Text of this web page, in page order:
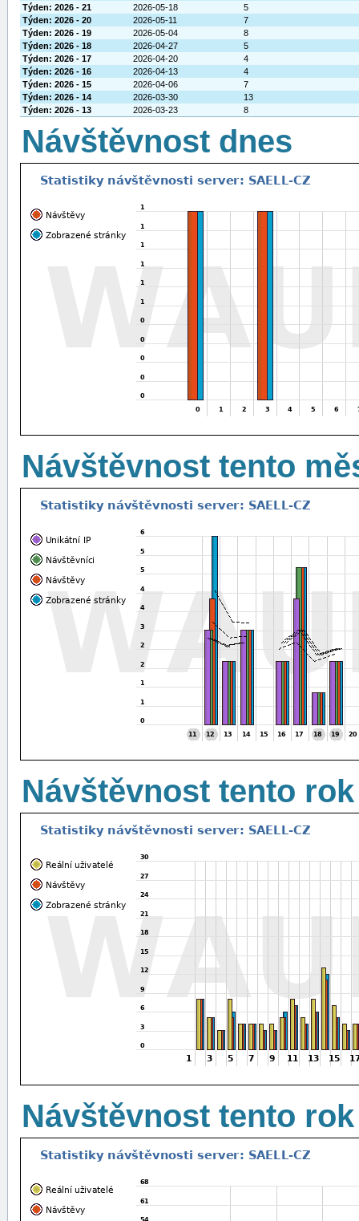
Týden: 2026 - 21
2026-05-18
5
Týden: 2026 - 20
2026-05-11
7
Týden: 2026 - 19
2026-05-04
8
Týden: 2026 - 18
2026-04-27
5
Týden: 2026 - 17
2026-04-20
4
Týden: 2026 - 16
2026-04-13
4
Týden: 2026 - 15
2026-04-06
7
Týden: 2026 - 14
2026-03-30
13
Týden: 2026 - 13
2026-03-23 8
Návštěvnost dnes
Návštěvnost tento
Návštěvnost tento
Návštěvnost tento